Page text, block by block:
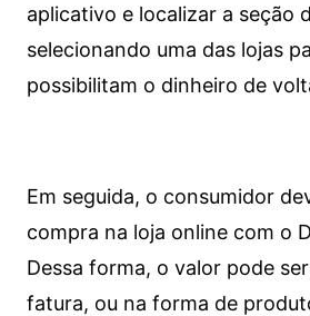
aplicativo e localizar a seção
selecionando uma das lojas
possibilitam o dinheiro de
Em seguida, o consumidor
compra na loja online com o
Dessa forma, o valor pode
fatura, ou na forma de